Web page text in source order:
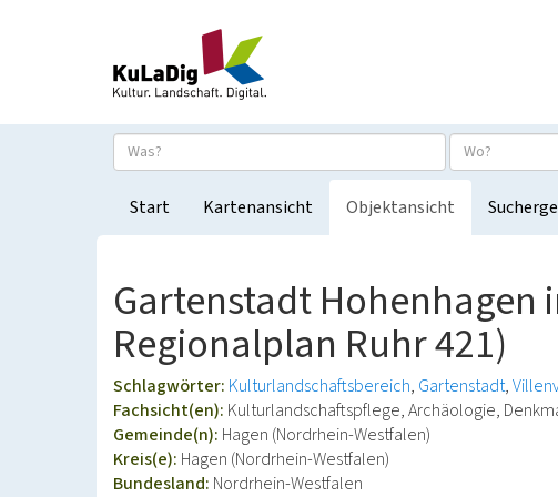
Start Kartenansicht Objektansicht
Gartenstadt
Regionalplan Ruhr 421)
Schlagwörter: Kulturlandschaftsbereich Gartenstadt
Fachsicht(en): Kulturlandschaftspflege, Archäologie,
Gemeinde(n): Hagen (Nordrhein-Westfalen)
Kreis(e): Hagen (Nordrhein-Westfalen)
Bundesland: Nordrhein-Westfalen